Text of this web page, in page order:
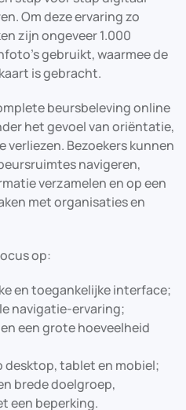
Om deze ervaring zo
zijn ongeveer 1.000
gebruikt, waarmee de
is gebracht.
beursbeleving online
het gevoel van oriëntatie,
Bezoekers kunnen
navigeren,
verzamelen en op een
met organisaties en
op:
en toegankelijke interface;
navigatie-ervaring;
een grote hoeveelheid
tablet en mobiel;
brede doelgroep,
een beperking.